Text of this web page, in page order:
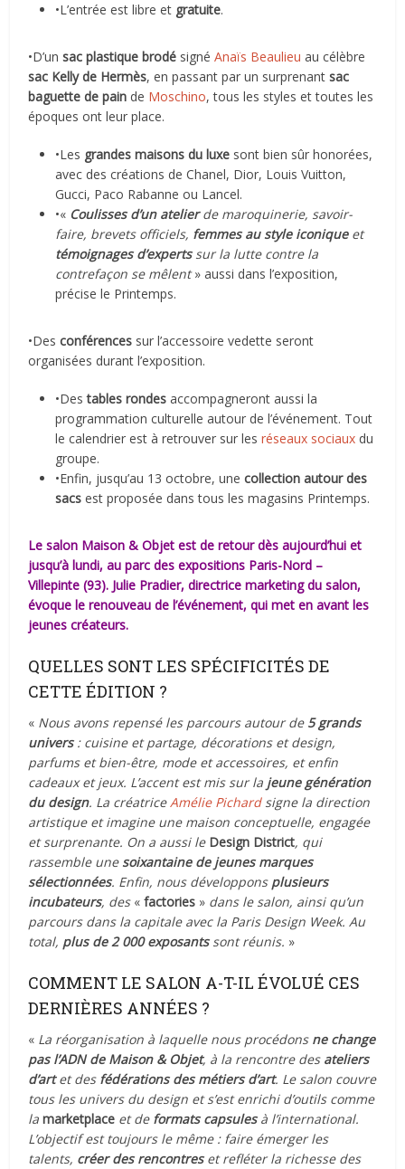
•L’entrée est libre et gratuite.
•D’unsac plastique brodé signéAnaïs Beaulieu au célèbre
sac Kelly de Hermès, en passant par un surprenantsac
baguette de pain de Moschino, tous les styles et toutes les
époques ont leur place.
•Les grandes maisons du luxe sont bien sûr honorées,
avec des créations de Chanel, Dior, Louis Vuitton,
Gucci, Paco Rabanne ou Lancel.
•« Coulisses d’un atelierde maroquinerie, savoir-
faire, brevets officiels, femmes au style iconiqueet
témoignages d’expertssur la lutte contre la
contrefaçon se mêlent» aussi dans l’exposition,
précise le Printemps.
•Desconférences sur l’accessoire vedette seront
organisées durant l’exposition.
•Des tables rondesaccompagneront aussi la
programmation culturelle autour de l’événement. Tout
le calendrier est à retrouver sur lesréseaux sociaux du
groupe.
•Enfin, jusqu’au 13 octobre, unecollection autour des
sacsest proposée dans tous les magasins Printemps.
Le salon Maison & Objet est de retour dès aujourd’hui et
jusqu’à lundi, au parc des expositions Paris-Nord –
Villepinte (93). Julie Pradier, directrice marketing du salon,
évoque le renouveau de l’événement, qui met en avant les
jeunes créateurs.
QUELLES SONT LES SPÉCIFICITÉS DE
CETTE ÉDITION ?
« Nous avons repensé les parcours autour de 5 grands
univers: cuisine et partage, décorations et design,
parfums et bien-être, mode et accessoires, et enfin
cadeaux et jeux. L’accent est mis sur la jeune génération
du design. La créatriceAmélie Pichardsigne la direction
artistique et imagine une maison conceptuelle, engagée
et surprenante. On a aussi le Design District, qui
rassemble une soixantaine de jeunes marques
sélectionnées. Enfin, nous développons plusieurs
incubateurs, des «factories » dans le salon, ainsi qu’un
parcours dans la capitale avec la Paris Design Week. Au
total, plus de 2 000 exposants sont réunis. »
COMMENT LE SALON A-T-IL ÉVOLUÉ CES
DERNIÈRES ANNÉES ?
« La réorganisation à laquelle nous procédons ne change
pas l’ADN de Maison & Objet, à la rencontre des ateliers
d’artet desfédérations des métiers d’art. Le salon couvre
tous les univers du design et s’est enrichi d’outils comme
lamarketplace et de formats capsulesà l’international.
L’objectif est toujours le même : faire émerger les
talents, créer des rencontreset refléter la richesse des